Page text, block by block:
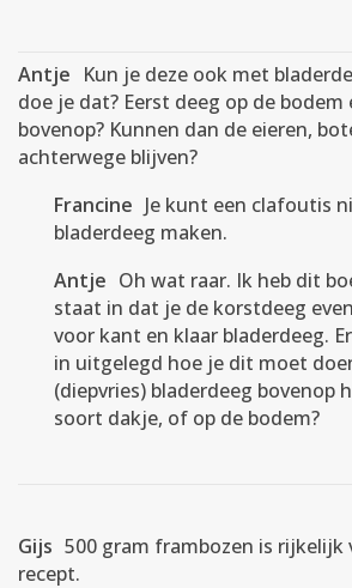
Antje Kun je deze ook met
doe je dat? Eerst deeg op de
bovenop? Kunnen dan de eieren,
achterwege blijven?
Francine Je kunt een clafoutis
bladerdeeg maken.
Antje Oh wat raar. Ik heb dit
staat in dat je de korstdeeg
voor kant en klaar bladerdeeg.
in uitgelegd hoe je dit moet
(diepvries) bladerdeeg bovenop
soort dakje, of op de bodem?
Gijs 500 gram frambozen is rijkelijk
recept.